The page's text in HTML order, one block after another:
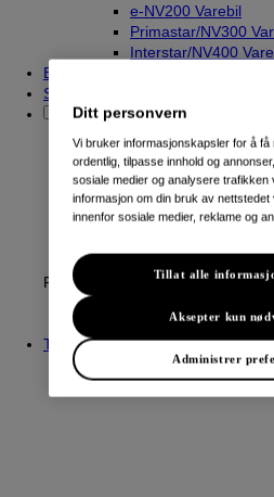
e-NV200 Varebil
Primastar/NV300
Interstar/NV400
Beregn innbyttepris
Søk etter kjøretøy
Fordeler
Hva er Nissan intelligent
Ta kontakt med
Ditt personvern
Vi bruker informasjonskapsler for å få
ordentlig, tilpasse innhold og
sosiale medier og analysere trafikken
informasjon om din bruk av
innenfor sosiale medier, reklame og
Administrer
Aksepter kun
Tillat alle